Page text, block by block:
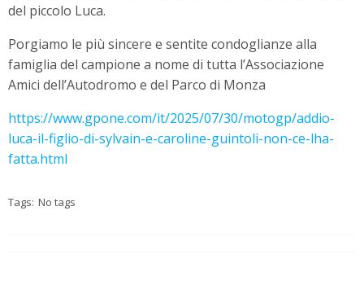
del piccolo Luca.
Porgiamo le più sincere e sentite condoglianze alla
famiglia del campione a nome di tutta l’Associazione
Amici dell’Autodromo e del Parco di Monza
https://www.gpone.com/it/2025/07/30/motogp/addio-
luca-il-figlio-di-sylvain-e-caroline-guintoli-non-ce-lha-
fatta.html
Tags: No tags